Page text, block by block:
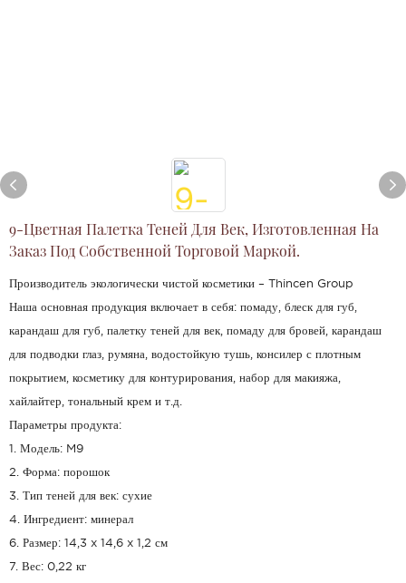
9-Цветная Палетка Теней Для Век, Изготовленная На
Заказ Под Собственной Торговой Маркой.
Производитель экологически чистой косметики – Thincen Group
Наша основная продукция включает в себя: помаду, блеск для губ,
карандаш для губ, палетку теней для век, помаду для бровей, карандаш
для подводки глаз, румяна, водостойкую тушь, консилер с плотным
покрытием, косметику для контурирования, набор для макияжа,
хайлайтер, тональный крем и т.д.
Параметры продукта:
1. Модель: M9
2. Форма: порошок
3. Тип теней для век: сухие
4. Ингредиент: минерал
6. Размер: 14,3 x 14,6 x 1,2 см
7. Вес: 0,22 кг